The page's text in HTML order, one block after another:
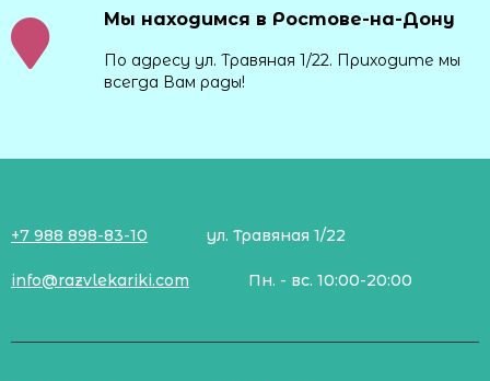
Мы находимся в Ростове-на-Дону
По адресу ул. Травяная 1/22. Приходите мы
всегда Вам рады!
+7 988 898-83-10 ул. Травяная 1/22
info@razvlekariki.com Пн. - вс. 10:00-20:00